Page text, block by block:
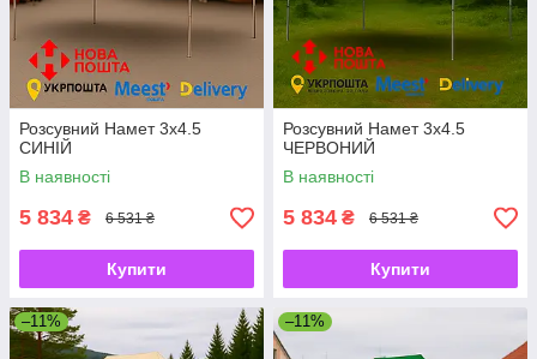
Розсувний Намет 3х4.5
СИНІЙ
В наявності
5 834 ₴ 6 531 ₴
Купити
Розсувний Намет 3х4.5
ЧЕРВОНИЙ
В наявності
5 834 ₴ 6 531 ₴
Купити
–11% –11%